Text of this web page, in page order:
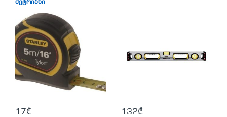
მეტრიანი
17₾ 132₾